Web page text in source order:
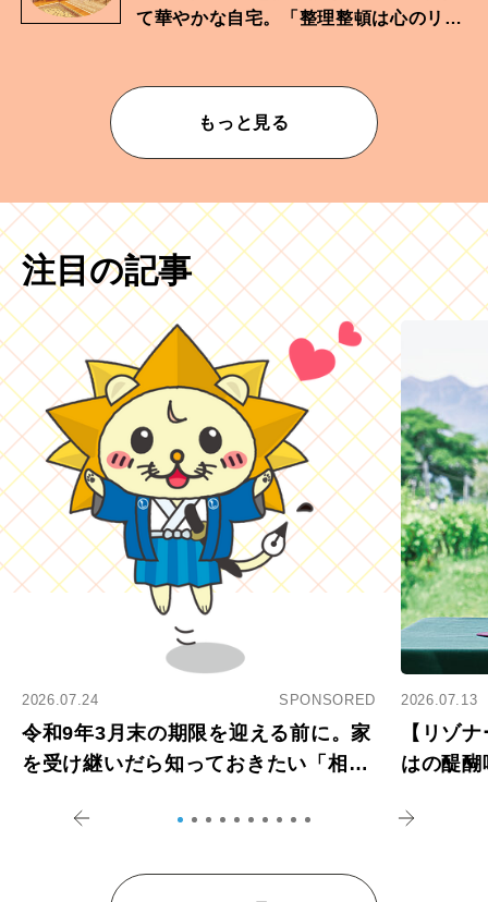
て華やかな自宅。「整理整頓は心のリズ
もっと見る
注目の記事
2026.07.24 SPONSORED
令和9年3月末の期限を迎える前に。家
を受け継いだら知っておきたい「相続
2026.07.13
【リゾ
はの醍